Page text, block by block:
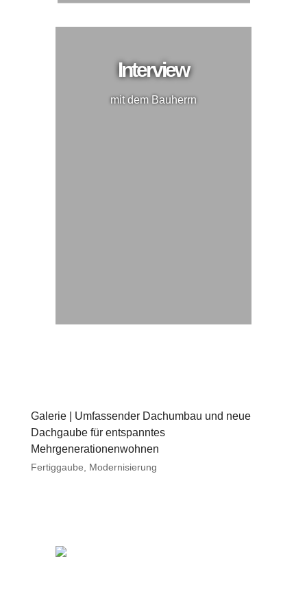
Interview
mit dem Bauherrn
Galerie | Umfassender Dachumbau und neue
Dachgaube für entspanntes
Mehrgenerationenwohnen
Fertiggaube Modernisierung